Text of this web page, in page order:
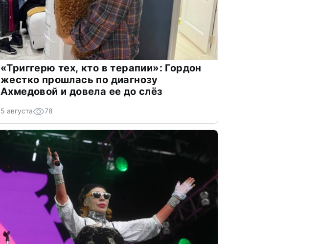
«Триггерю тех, кто в терапии»: Гордон
жестко прошлась по диагнозу
Ахмедовой и довела ее до слёз
5 августа 78